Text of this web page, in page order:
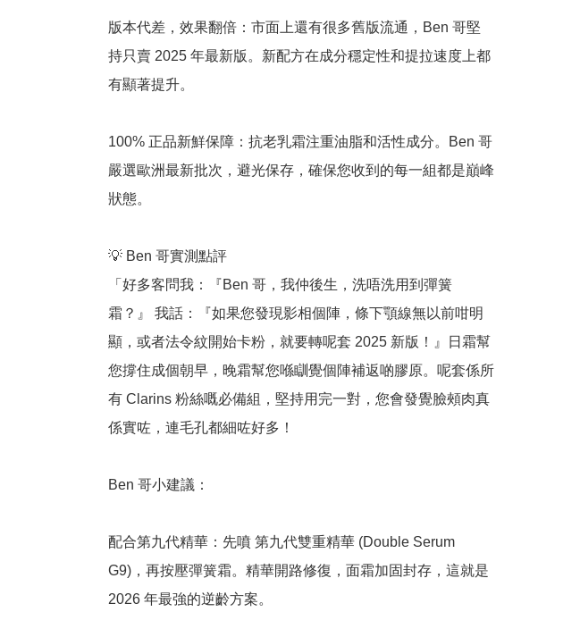
版本代差，效果翻倍：市面上還有很多舊版流通，Ben 哥堅
持只賣 2025 年最新版。新配方在成分穩定性和提拉速度上都
有顯著提升。
100% 正品新鮮保障：抗老乳霜注重油脂和活性成分。Ben 哥
嚴選歐洲最新批次，避光保存，確保您收到的每一組都是巔峰
狀態。
💡 Ben 哥實測點評
「好多客問我：『Ben 哥，我仲後生，洗唔洗用到彈簧
霜？』 我話：『如果您發現影相個陣，條下顎線無以前咁明
顯，或者法令紋開始卡粉，就要轉呢套 2025 新版！』日霜幫
您撐住成個朝早，晚霜幫您喺瞓覺個陣補返啲膠原。呢套係所
有 Clarins 粉絲嘅必備組，堅持用完一對，您會發覺臉頰肉真
係實咗，連毛孔都細咗好多！
Ben 哥小建議：
配合第九代精華：先噴 第九代雙重精華 (Double Serum
G9)，再按壓彈簧霜。精華開路修復，面霜加固封存，這就是
2026 年最強的逆齡方案。